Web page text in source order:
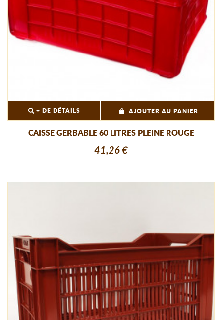
+ DE DÉTAILS AJOUTER AU PANIER
CAISSE GERBABLE 60 LITRES PLEINE ROUGE
41,26 €